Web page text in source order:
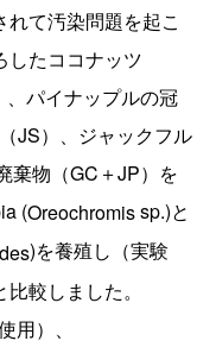
れて汚染問題を起こ
したココナッツ
パイナップルの冠
JS）、 ジャックフル
棄物（GC＋JP）を
(Oreochromissp.)と
)を養殖し（実験
較しました。
）、